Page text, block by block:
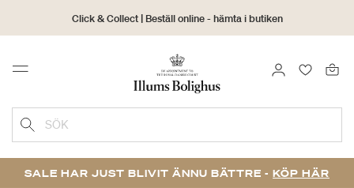
Click & Collect | Beställ online - hämta i butiken
30 dagars returrätt
Menu LOGGA IN
SÖK
SALE HAR JUST BLIVIT ÄNNU BÄTTRE - KÖP HÄR